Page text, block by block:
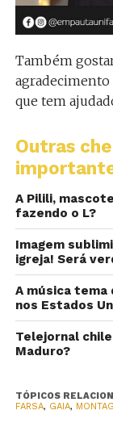
Também
agradecimento
que tem
Outras
A Pilili,
fazendo o L?
Imagem
igreja! Será
A música
nos Estados
Telejornal
Maduro?
TÓPICOS
FARSA, GAIA,